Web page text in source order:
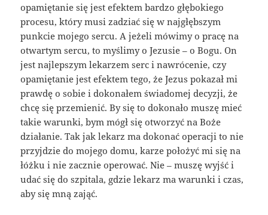
opamiętanie się jest efektem bardzo głębokiego
procesu, który musi zadziać się w najgłębszym
punkcie mojego sercu. A jeżeli mówimy o pracę na
otwartym sercu, to myślimy o Jezusie – o Bogu. On
jest najlepszym lekarzem serc i nawrócenie, czy
opamiętanie jest efektem tego, że Jezus pokazał mi
prawdę o sobie i dokonałem świadomej decyzji, że
chcę się przemienić. By się to dokonało muszę mieć
takie warunki, bym mógł się otworzyć na Boże
działanie. Tak jak lekarz ma dokonać operacji to nie
przyjdzie do mojego domu, karze położyć mi się na
łóżku i nie zacznie operować. Nie – muszę wyjść i
udać się do szpitala, gdzie lekarz ma warunki i czas,
aby się mną zająć.